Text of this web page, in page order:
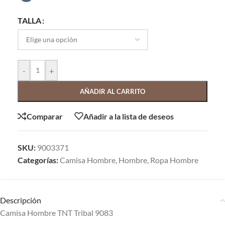
TALLA
- +
AÑADIR AL CARRITO
Comparar Añadir a la lista de deseos
SKU: 9003371
Categorías:Camisa Hombre, Hombre, Ropa Hombre
Descripción
Camisa Hombre TNT Tribal 9083